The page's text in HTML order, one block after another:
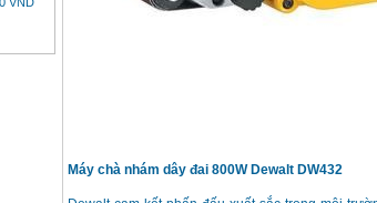
Máy chà nhám dây đai 800W Dewalt DW432